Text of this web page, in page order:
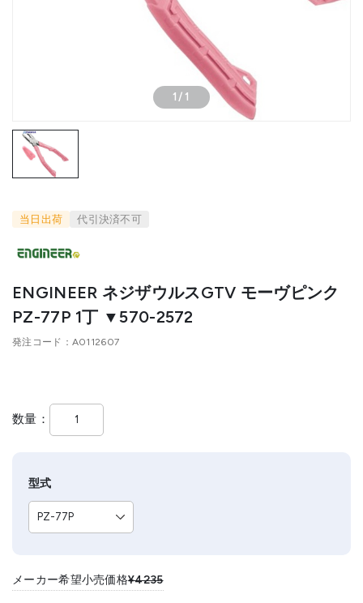
1 / 1
当日出荷 代引決済不可
ENGINEER ネジザウルスGTV モーヴピンク
PZ-77P 1丁 ▼570-2572
発注コード A0112607
数量
型式
メーカー希望小売価格¥4235